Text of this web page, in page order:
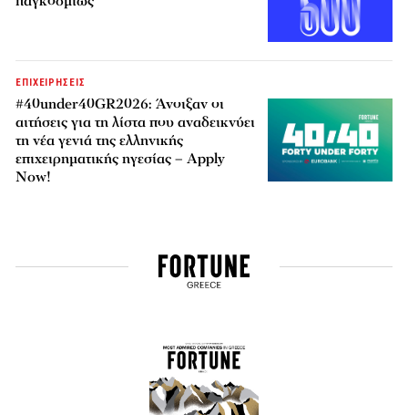
ΕΠΙΧΕΙΡΗΣΕΙΣ
#40under40GR2026: Άνοιξαν οι
αιτήσεις για τη λίστα που αναδεικνύει
τη νέα γενιά της ελληνικής
επιχειρηματικής ηγεσίας – Apply
Now!